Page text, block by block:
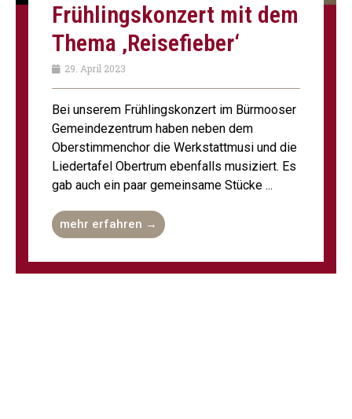
Frühlings­konzert mit dem
Thema ‚Reisefieber‘
29. April 2023
Bei unserem Frühlingskonzert im Bürmooser
Gemeindezentrum haben neben dem
Oberstimmenchor die Werkstattmusi und die
Liedertafel Obertrum ebenfalls musiziert. Es
gab auch ein paar gemeinsame Stücke ...
mehr erfahren →